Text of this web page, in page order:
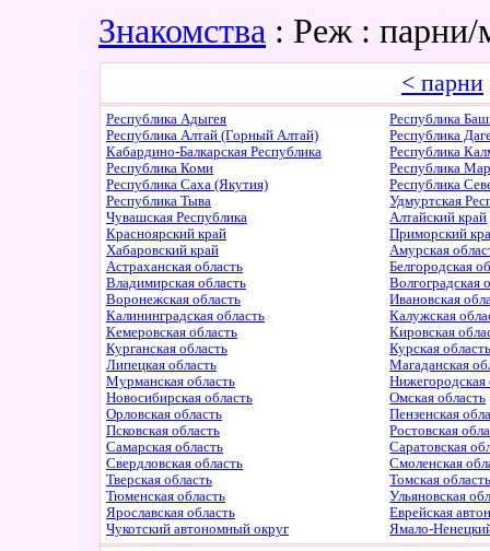
Знакомства : Реж :
< парни
Республика Адыгея
Республика
Республика Алтай (Горный Алтай)
Республика
Кабардино-Балкарская Республика
Республика
Республика Коми
Республика
Республика Саха (Якутия)
Республика
Республика Тыва
Удмуртская
Чувашская Республика
Алтайский край
Красноярский край
Приморский
Хабаровский край
Амурская
Астраханская область
Белгородская
Владимирская область
Волгоградская
Воронежская область
Ивановская
Калининградская область
Калужская
Кемеровская область
Кировская
Курганская область
Курская
Липецкая область
Магаданская
Мурманская область
Нижегородская
Новосибирская область
Омская область
Орловская область
Пензенская
Псковская область
Ростовская
Самарская область
Саратовская
Свердловская область
Смоленская
Тверская область
Томская
Тюменская область
Ульяновская
Ярославская область
Еврейская
Чукотский автономный округ
Ямало-